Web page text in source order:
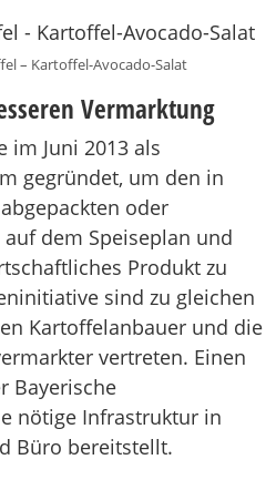
– Kartoffel-Avocado-Salat
Vermarktung
im Juni 2013 als
gegründet, um den in
oder
dem Speiseplan und
Produkt zu
sind zu gleichen
Kartoffelanbauer und die
vertreten. Einen
Bayerische
nötige Infrastruktur in
Büro bereitstellt.